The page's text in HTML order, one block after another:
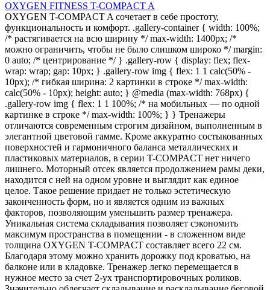
OXYGEN FITNESS T-COMPACT A
OXYGEN T-COMPACT A сочетает в себе простоту,
функциональность и комфорт. .gallery-container { width: 100%;
/* растягивается на всю ширину */ max-width: 1400px; /*
можно ограничить, чтобы не было слишком широко */ margin:
0 auto; /* центрирование */ } .gallery-row { display: flex; flex-
wrap: wrap; gap: 10px; } .gallery-row img { flex: 1 1 calc(50% -
10px); /* гибкая ширина: 2 картинки в строке */ max-width:
calc(50% - 10px); height: auto; } @media (max-width: 768px) {
.gallery-row img { flex: 1 1 100%; /* на мобильных — по одной
картинке в строке */ max-width: 100%; } } Тренажеры
отличаются современным строгим дизайном, выполненным в
элегантной цветовой гамме. Кроме аккуратно состыкованных
поверхностей и гармоничного баланса металлических и
пластиковых материалов, в серии T-COMPACT нет ничего
лишнего. Моторный отсек является продолжением рамы деки,
находится с ней на одном уровне и выглядит как единое
целое. Такое решение придает не только эстетическую
законченность форм, но и является одним из важных
факторов, позволяющим уменьшить размер тренажера.
Уникальная система складывания позволяет сэкономить
максимум пространства в помещении - в сложенном виде
толщина OXYGEN T-COMPACT составляет всего 22 см.
Благодаря этому можно хранить дорожку под кроватью, на
балконе или в кладовке. Тренажер легко перемещается в
нужное место за счет 2-ух транспортировочных роликов.